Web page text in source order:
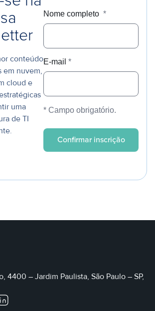
conteúdo
em nuvem,
cloud e
uma
de TI
Nome completo *
E-mail *
* Campo obrigatório.
4400 – Jardim Paulista, São Paulo – SP,